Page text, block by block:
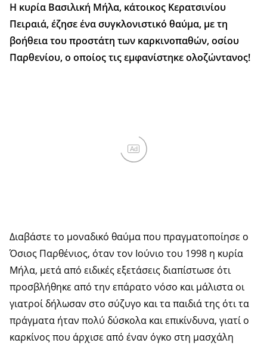
Η κυρία Βασιλική Μήλα, κάτοικος Κερατσινίου
Πειραιά, έζησε ένα συγκλονιστικό θαύμα, με τη
βοήθεια του προστάτη των καρκινοπαθών, οσίου
Παρθενίου, ο οποίος τις εμφανίστηκε ολοζώντανος!
Ad
Διαβάστε το μοναδικό θαύμα που πραγματοποίησε ο
Όσιος Παρθένιος, όταν τον Ιούνιο του 1998 η κυρία
Μήλα, μετά από ειδικές εξετάσεις διαπίστωσε ότι
προσβλήθηκε από την επάρατο νόσο και μάλιστα οι
γιατροί δήλωσαν στο σύζυγο και τα παιδιά της ότι τα
πράγματα ήταν πολύ δύσκολα και επικίνδυνα, γιατί ο
καρκίνος που άρχισε από έναν όγκο στη μασχάλη